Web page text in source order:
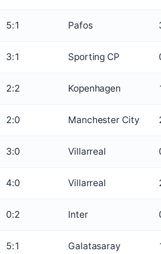
5:1 Pafos
3:1 Sporting CP
2:2 Kopenhagen
2:0 Manchester City
3:0 Villarreal
4:0 Villarreal
0:2 Inter
5:1 Galatasaray